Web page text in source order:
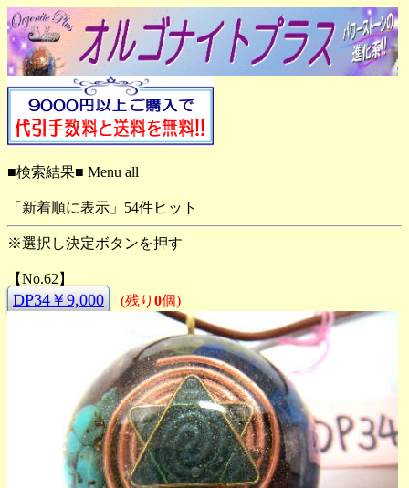
■検索結果■ Menu all
「新着順に表示」54件ヒット
※選択し決定ボタンを押す
【No.62】
DP34￥9,000 (残り 0個)